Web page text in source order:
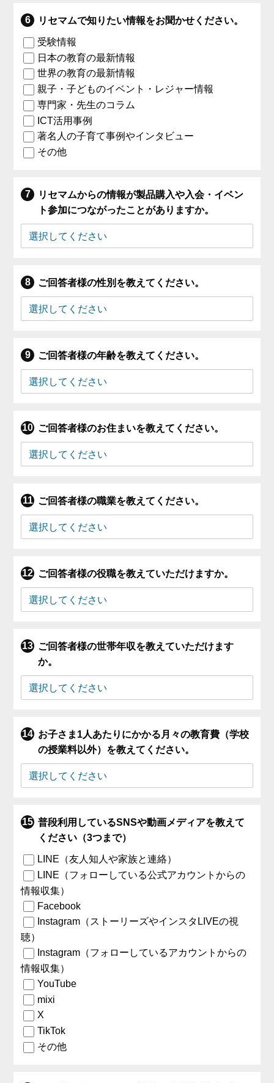
リセマムで知りたい情報をお聞かせください。
受験情報
日本の教育の最新情報
世界の教育の最新情報
親子・子どものイベント・レジャー情報
専門家・先生のコラム
ICT活用事例
著名人の子育て事例やインタビュー
その他
リセマムからの情報が製品購入や入会・イベン
ト参加につながったことがありますか。
ご回答者様の性別を教えてください。
ご回答者様の年齢を教えてください。
ご回答者様のお住まいを教えてください。
ご回答者様の職業を教えてください。
ご回答者様の役職を教えていただけますか。
ご回答者様の世帯年収を教えていただけます
か。
お子さま1人あたりにかかる月々の教育費（学校
の授業料以外）を教えてください。
普段利用しているSNSや動画メディアを教えて
ください（3つまで）
LINE（友人知人や家族と連絡）
LINE（フォローしている公式アカウントからの
情報収集）
Facebook
Instagram（ストーリーズやインスタLIVEの視
聴）
Instagram（フォローしているアカウントからの
情報収集）
YouTube
mixi
X
TikTok
その他